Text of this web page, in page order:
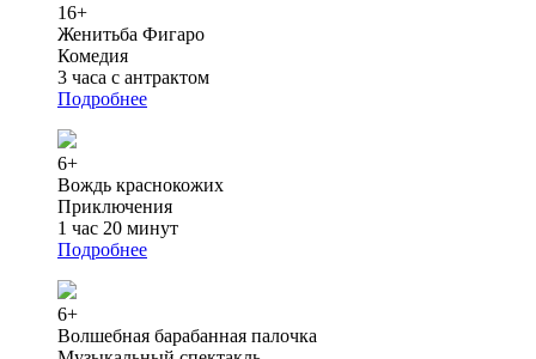
16+
Женитьба Фигаро
Комедия
3 часа с антрактом
Подробнее
6+
Вождь краснокожих
Приключения
1 час 20 минут
Подробнее
6+
Волшебная барабанная палочка